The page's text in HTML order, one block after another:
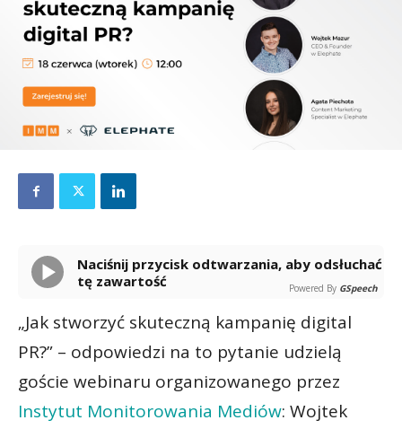
Naciśnij przycisk odtwarzania, aby odsłuchać
tę zawartość
Powered By GSpeech
„Jak stworzyć skuteczną kampanię digital
PR?” – odpowiedzi na to pytanie udzielą
goście webinaru organizowanego przez
Instytut Monitorowania Mediów: Wojtek